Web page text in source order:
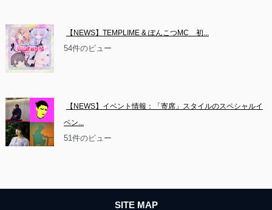
【NEWS】TEMPLIME & ぽんこつMC　初...
54件のビュー
【NEWS】イベント情報：「寄席」スタイルのスペシャルイ
ベン...
51件のビュー
SITE MAP